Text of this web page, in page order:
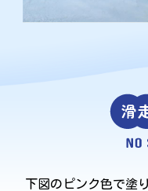
下図のピンク色で塗